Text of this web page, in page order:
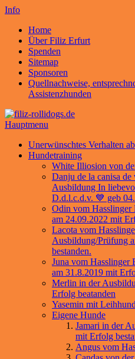
Info
Home
Über Filiz Erfurt
Spenden
Sitemap
Sponsoren
Quellnachweise,
Assistenzhunden
Hauptmenu
Unerwünschtes Verhalten
Hundetraining
White Illiosion von
Danju de la canisa
Ausbildung In
D.d.l.c.d.v. 💙 geb
Odin vom
am 24.09.2022 mit
Lacota vom
Ausbildung/Prüfung
bestanden.
Juna vom Hasslinger
am 31.8.2019 mit
Merlin in der
Erfolg beatanden
Yasemin mit
Eigene Hunde
Jamari in der
mit Erfolg
Angus vom